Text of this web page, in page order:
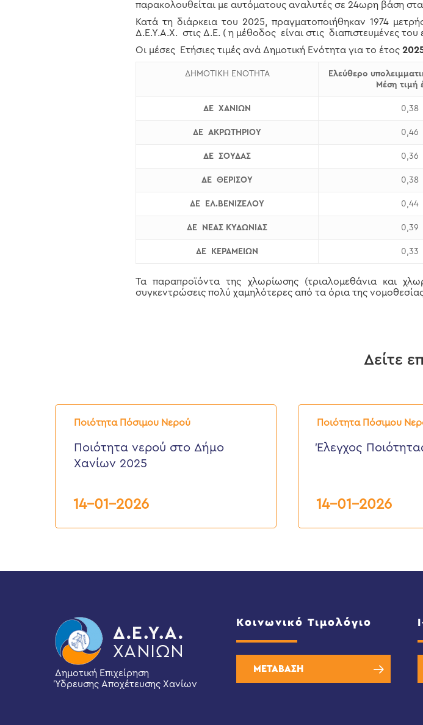
Hit enter to search or ESC to close
παρακολουθείται με αυτόματους αναλυτές σε 24ωρη βάση
Κατά τη διάρκεια του 2025, πραγματοποιήθηκαν 1974
Δ.Ε.Υ.Α.Χ. στις Δ.Ε. ( η μέθοδος είναι στις διαπιστευμένες του
Οι μέσες Ετήσιες τιμές ανά Δημοτική Ενότητα για το έτος
ΔΗΜΟΤΙΚΗ ΕΝΟΤΗΤΑ
Ελεύθερο
Μέση τιμή
ΔΕ ΧΑΝΙΩΝ 0,38
ΔΕ ΑΚΡΩΤΗΡΙΟΥ 0,46
ΔΕ ΣΟΥΔΑΣ 0,36
ΔΕ ΘΕΡΙΣΟΥ 0,38
ΔΕ ΕΛ.ΒΕΝΙΖΕΛΟΥ 0,44
ΔΕ ΝΕΑΣ ΚΥΔΩΝΙΑΣ 0,39
ΔΕ ΚΕΡΑΜΕΙΩΝ 0,33
Τα παραπροϊόντα της χλωρίωσης (τριαλομεθάνια και
συγκεντρώσεις πολύ χαμηλότερες από τα όρια της
Δείτε
Ποιότητα Πόσιμου Νερού
Ποιότητα
νερού
Δήμο
Χανίων
2025
Ποιότητα νερού στο Δήμο
Χανίων 2025
14-01-2026
Ποιότητα Πόσιμου
Έλεγχος
Ποιότητας
2025Έλεγχος
14-01-2026
Δημοτική Επιχείρηση
Ύδρευσης Αποχέτευσης Χανίων
Κοινωνικό Τιμολόγιο
ΜΕΤΑΒΑΣΗ